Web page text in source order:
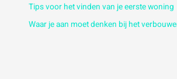
Tips voor het vinden van je eerste woning
Waar je aan moet denken bij het